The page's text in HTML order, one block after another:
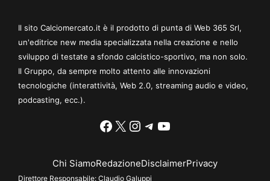
Il sito Calciomercato.it è il prodotto di punta di Web 365 Srl,
un'editrice new media specializzata nella creazione e nello
sviluppo di testate a sfondo calcistico-sportivo, ma non solo.
Il Gruppo, da sempre molto attento alle innovazioni
tecnologiche (interattività, Web 2.0, streaming audio e video,
podcasting, ecc.).
Facebook
X Instagram
Telegram
YouTube
Chi SiamoRedazioneDisclaimerPrivacy
Direttore Responsabile: Claudio Galuppi